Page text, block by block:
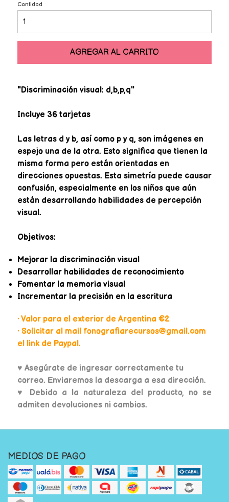
Cantidad
AGREGAR AL CARRITO
"Discriminación visual: d,b,p,q"
Incluye 36 tarjetas
Las letras d y b, así como p y q, son imágenes en
espejo una de la otra. Esto significa que tienen la
misma forma pero están orientadas en
direcciones opuestas. Esta simetría puede causar
confusión, especialmente en los niños que aún
están desarrollando habilidades de percepción
visual.
Objetivos:
Mejorar la discriminación visual
Desarrollar habilidades de reconocimiento
Fomentar la memoria visual
Incrementar la precisión en la escritura
• Valor para el exterior de Argentina €2
• Solicitar al mail fonografiarecursos@gmail.com
el link de Paypal.
♥ Asegúrate de ingresar correctamente tu
correo. Enviaremos la descarga a esa dirección.
♥ Debido a la naturaleza del producto, no se
admiten devoluciones ni cambios.
MEDIOS DE PAGO